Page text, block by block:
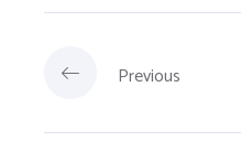
Previous